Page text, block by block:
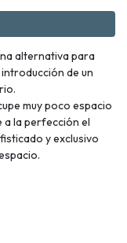
alternativa para
de un
muy poco espacio
a la perfección el
y exclusivo